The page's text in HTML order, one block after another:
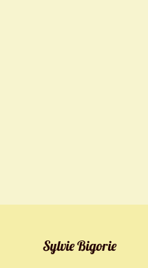
Sylvie Bigorie